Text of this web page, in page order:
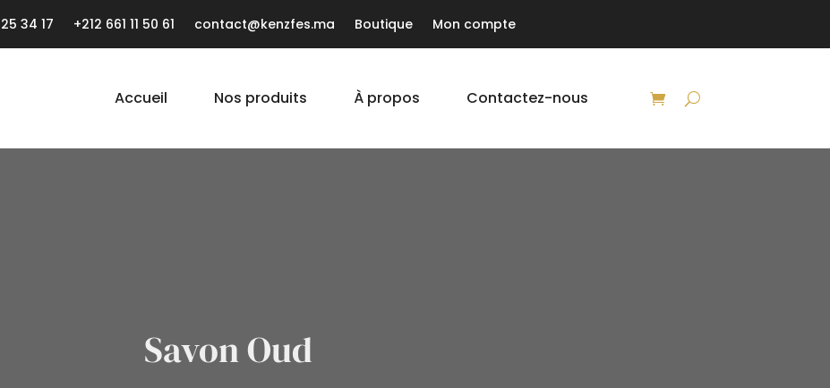
34 17 +212 661 11 50 61 contact@kenzfes.ma Boutique Mon compte
Accueil Nos produits À propos Contactez-nous
Savon Oud